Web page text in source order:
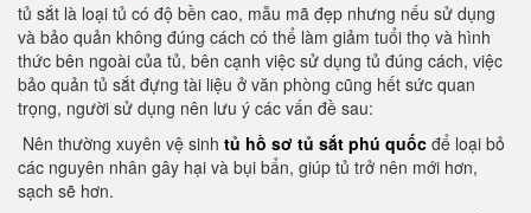
tủ sắt là loại tủ có độ bền cao, mẫu mã đẹp nhưng nếu sử dụng
và bảo quản không đúng cách có thể làm giảm tuổi thọ và hình
thức bên ngoài của tủ, bên cạnh việc sử dụng tủ đúng cách, việc
bảo quản tủ sắt đựng tài liệu ở văn phòng cũng hết sức quan
trọng, người sử dụng nên lưu ý các vấn đề sau:
Nên thường xuyên vệ sinh tủ hồ sơ tủ sắt phú quốc để loại bỏ
các nguyên nhân gây hại và bụi bẩn, giúp tủ trở nên mới hơn,
sạch sẽ hơn.